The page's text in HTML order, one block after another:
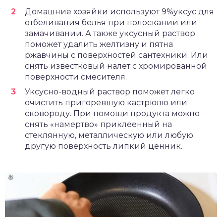
Домашние хозяйки используют 9%уксус для
отбеливания белья при полоскании или
замачивании. А также уксусный раствор
поможет удалить желтизну и пятна
ржавчины с поверхностей сантехники. Или
снять известковый налёт с хромированной
поверхности смесителя.
Уксусно-водный раствор поможет легко
очистить пригоревшую кастрюлю или
сковороду. При помощи продукта можно
снять «намертво» приклеенный на
стеклянную, металлическую или любую
другую поверхность липкий ценник.